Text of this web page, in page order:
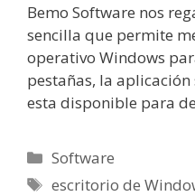
Bemo Software nos
sencilla que permite
operativo Windows
pestañas, la
esta disponible para
Categorías
Software
Etiquetas
escritorio de